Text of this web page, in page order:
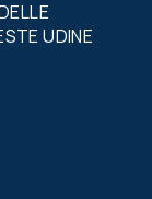
UDINE